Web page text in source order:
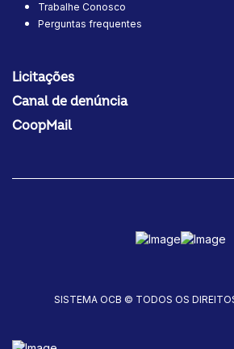
Trabalhe Conosco
Perguntas frequentes
Licitações
Canal de denúncia
CoopMail
SISTEMA OCB © TODOS OS